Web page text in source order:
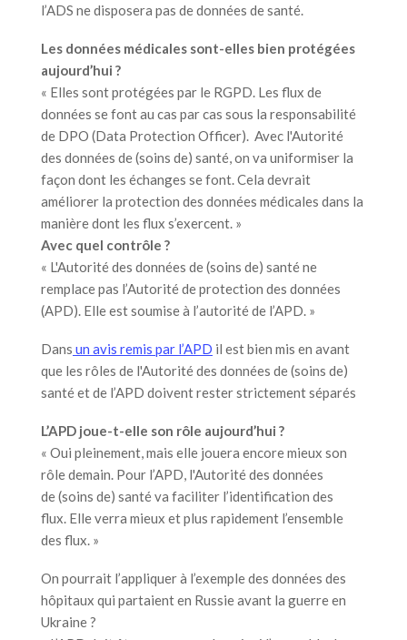
l’ADS ne disposera pas de données de santé.
Les données médicales sont-elles bien protégées
aujourd’hui ?
« Elles sont protégées par le RGPD. Les flux de
données se font au cas par cas sous la responsabilité
de DPO (Data Protection Officer). Avec l'Autorité
des données de (soins de) santé, on va uniformiser la
façon dont les échanges se font. Cela devrait
améliorer la protection des données médicales dans la
manière dont les flux s’exercent. »
Avec quel contrôle ?
« L'Autorité des données de (soins de) santé ne
remplace pas l’Autorité de protection des données
(APD). Elle est soumise à l’autorité de l’APD. »
Dans un avis remis par l’APD il est bien mis en avant
que les rôles de l'Autorité des données de (soins de)
santé et de l’APD doivent rester strictement séparés
L’APD joue-t-elle son rôle aujourd’hui ?
« Oui pleinement, mais elle jouera encore mieux son
rôle demain. Pour l’APD, l'Autorité des données
de (soins de) santé va faciliter l’identification des
flux. Elle verra mieux et plus rapidement l’ensemble
des flux. »
On pourrait l’appliquer à l’exemple des données des
hôpitaux qui partaient en Russie avant la guerre en
Ukraine ?